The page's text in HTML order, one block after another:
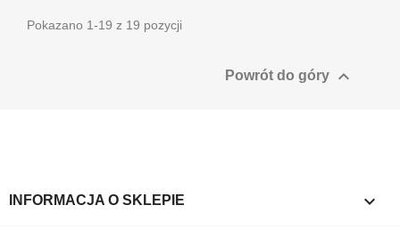
Pokazano 1-19 z 19 pozycji
Powrót do góry 
INFORMACJA O SKLEPIE keyboard_arrow_down